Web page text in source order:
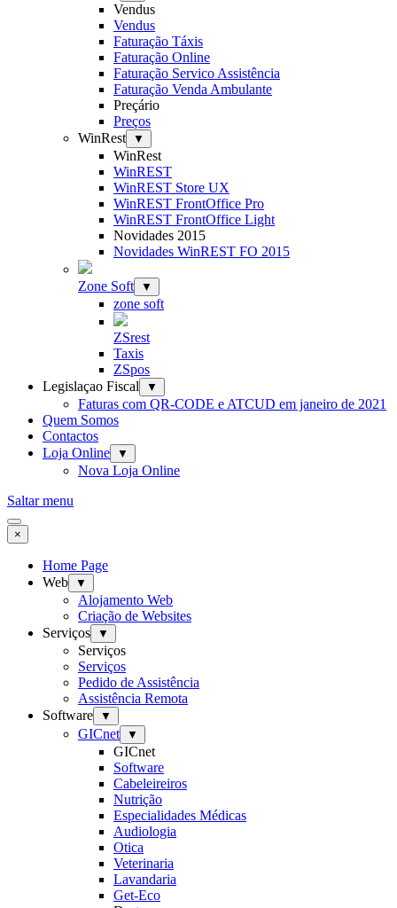
Vendus
Vendus
Faturação Táxis
Faturação Online
Faturação Servico Assistência
Faturação Venda Ambulante
Preçário
Preços
WinRest
▼
WinRest
WinREST
WinREST Store UX
WinREST FrontOffice Pro
WinREST FrontOffice Light
Novidades 2015
Novidades WinREST FO 2015
Zone Soft ▼
zone soft
ZSrest
Taxis
ZSpos
Legislaçao Fiscal
▼
Faturas com QR-CODE e ATCUD em janeiro de 2021
Quem Somos
Contactos
Loja Online
▼
Nova Loja Online
Saltar menu
×
Home Page
Web
▼
Alojamento Web
Criação de Websites
Serviços
▼
Serviços
Serviços
Pedido de Assistência
Assistência Remota
Software
▼
GICnet ▼
GICnet
Software
Cabeleireiros
Nutrição
Especialidades Médicas
Audiologia
Otica
Veterinaria
Lavandaria
Get-Eco